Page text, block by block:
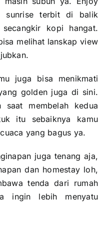
sunrise terbit di balik
kopi hangat.
melihat lanskap view
juga bisa menikmati
golden juga di sini.
saat membelah kedua
itu sebaiknya kamu
yang bagus ya.
juga tenang aja,
dan homestay loh,
tenda dari rumah
ingin lebih menyatu